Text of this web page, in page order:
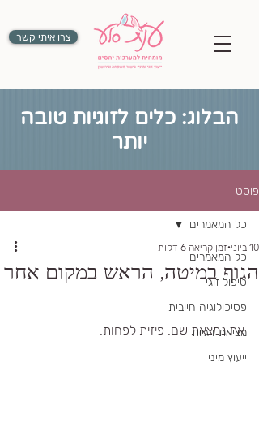
צרו איתי קשר
הבלוג: כלים לזוגיות טובה
יותר
פוסט
כל המאמרים
טיפול זוגי
פסיכולוגיה חיובית
מציאת זוגיות
ייעוץ מיני
כל המאמרים
הגוף במיטה, הראש במקום אחר
10 ביוני זמן קריאה 6 דקות
את נמצאת שם. פיזית לפחות.